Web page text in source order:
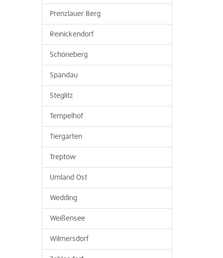
Prenzlauer Berg
Reinickendorf
Schöneberg
Spandau
Steglitz
Tempelhof
Tiergarten
Treptow
Umland Ost
Wedding
Weißensee
Wilmersdorf